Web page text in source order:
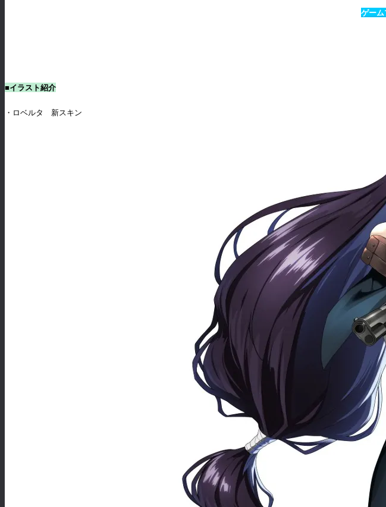
ゲーム
■イラスト紹介
・ロベルタ 新スキン